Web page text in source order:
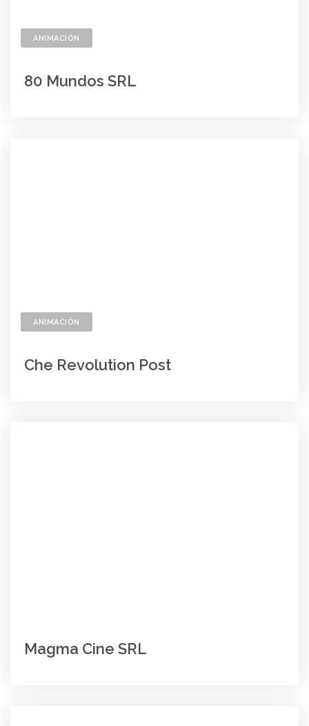
ANIMACIÓN
80 Mundos SRL
ANIMACIÓN
Che Revolution Post
Magma Cine SRL